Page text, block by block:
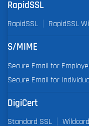
RapidSSL
RapidSSL RapidSSL
S/MIME
Secure Email for
Secure Email for Individual
DigiCert
Standard SSL